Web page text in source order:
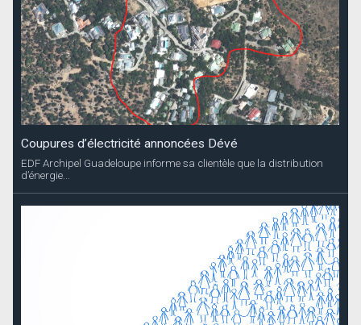
Coupures d’électricité annoncées Dévé
EDF Archipel Guadeloupe informe sa clientèle que la distribution
d’énergie...